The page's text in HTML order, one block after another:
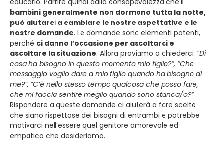
bambini generalmente non dormono tutta la notte,
può aiutarci a cambiare le nostre aspettative e le
nostre domande. Le domande sono elementi potenti,
perché ci danno l’occasione per ascoltarci e
ascoltare la situazione. Allora proviamo a chiederci: “Di
cosa ha bisogno in questo momento mio figlio?”, “Che
messaggio voglio dare a mio figlio quando ha bisogno di
me?”, “C’è nello stesso tempo qualcosa che posso fare,
che mi faccia sentire meglio quando sono stanca/o?”
Rispondere a queste domande ci aiuterà a fare scelte
che siano rispettose dei bisogni di entrambi e potrebbe
motivarci nell’essere quel genitore amorevole ed
empatico che desideriamo.